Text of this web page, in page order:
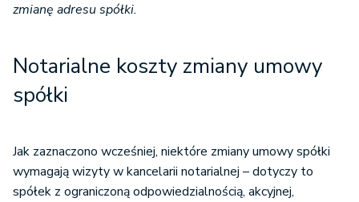
zmianę adresu spółki.
Notarialne koszty zmiany umowy
spółki
Jak zaznaczono wcześniej, niektóre zmiany umowy spółki
wymagają wizyty w kancelarii notarialnej – dotyczy to
spółek z ograniczoną odpowiedzialnością, akcyjnej,